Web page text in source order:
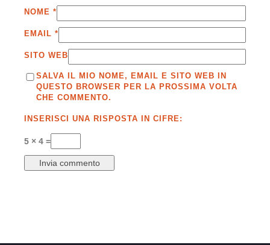
NOME *
EMAIL *
SITO WEB
SALVA IL MIO NOME, EMAIL E SITO WEB IN
QUESTO BROWSER PER LA PROSSIMA VOLTA
CHE COMMENTO.
INSERISCI UNA RISPOSTA IN CIFRE:
5 × 4 =